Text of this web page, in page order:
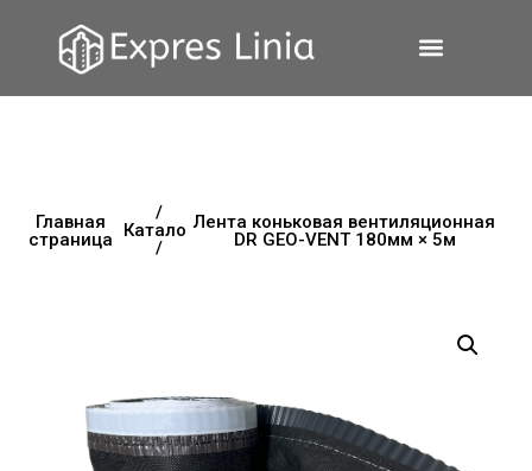
Главная
страница
/
Каталог
/
Лента коньковая вентиляционная
DR GEO-VENT 180мм × 5м